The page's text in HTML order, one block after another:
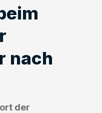
nach
der